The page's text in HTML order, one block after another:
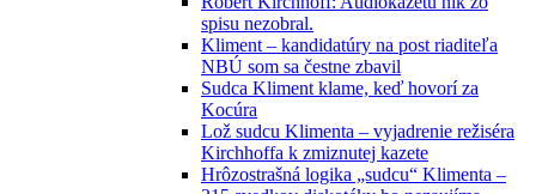
spisu nezobral.
Kliment – kandidatúry na post riaditeľa
NBÚ som sa čestne zbavil
Sudca Kliment klame, keď hovorí za
Kocúra
Lož sudcu Klimenta – vyjadrenie režiséra
Kirchhoffa k zmiznutej kazete
Hrôzostrašná logika „sudcu“ Klimenta –